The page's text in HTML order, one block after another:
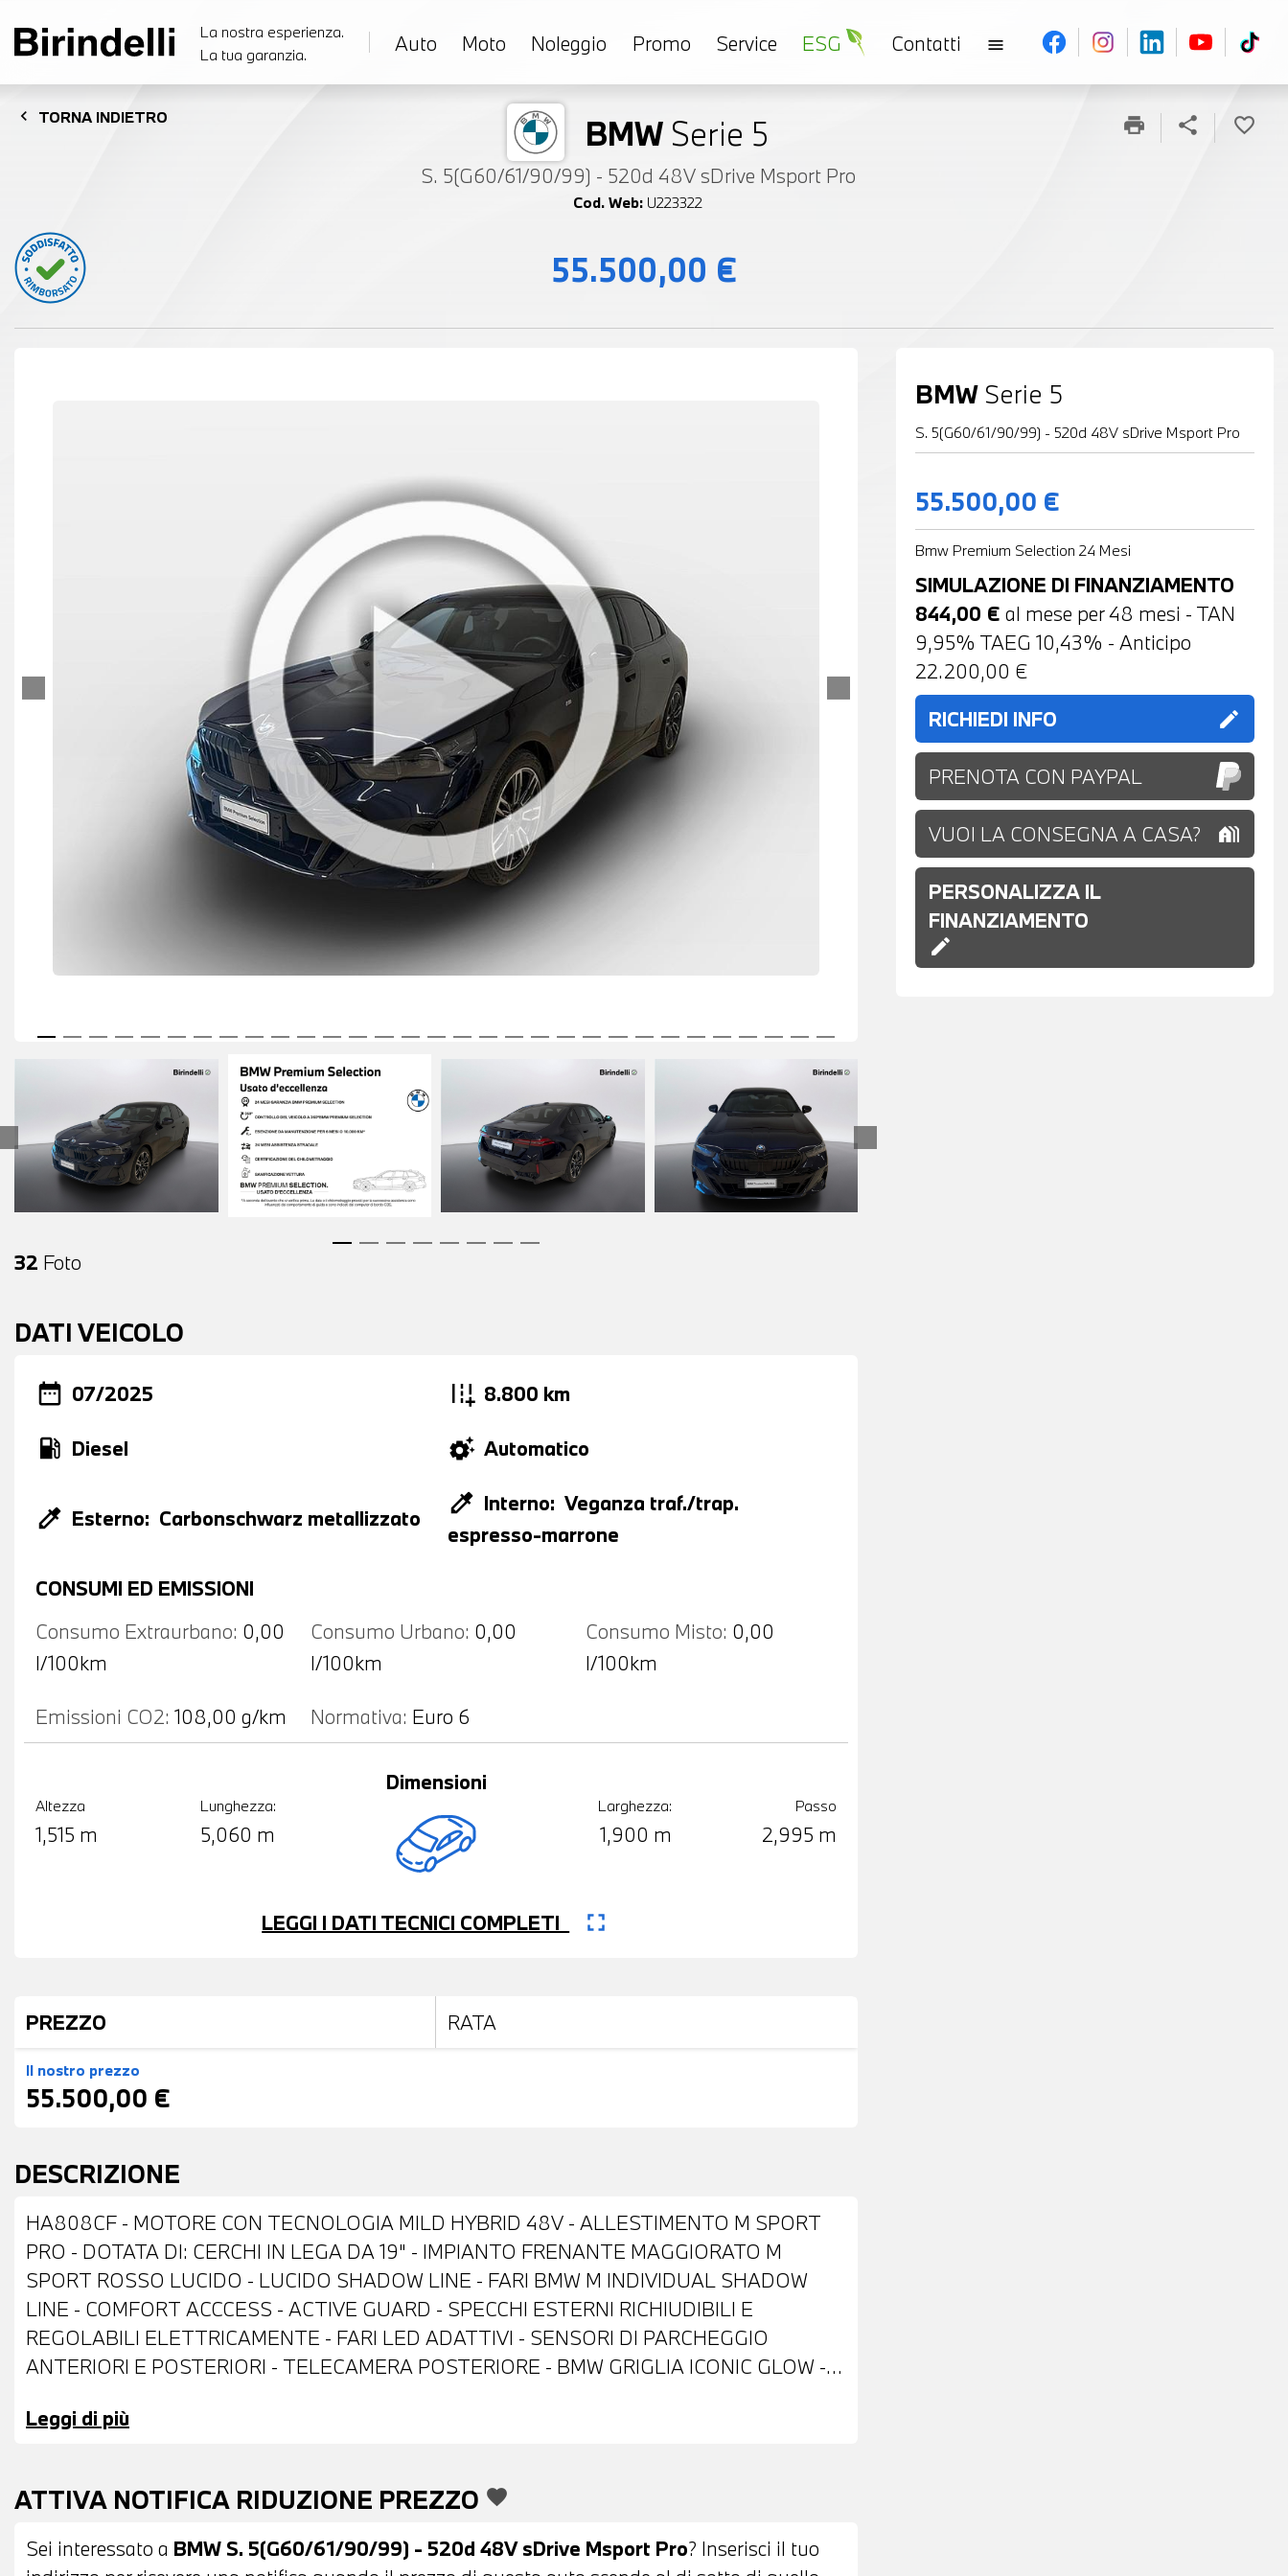
La nostra esperienza.
La tua garanzia.
Auto Moto Noleggio Promo Service ESG Contatti menu
chevron_left TORNA INDIETRO BMW Serie 5
S. 5(G60/61/90/99) - 520d 48V sDrive Msport Pro
Cod. Web: U223322
print share favorite_border
55.500,00 €
32 Foto
DATI VEICOLO
date_range 07/2025 add_road 8.800 km
local_gas_station Diesel settings_suggestAutomatico
colorize Esterno: Carbonschwarz metallizzato
colorize Interno: Veganza traf./trap.
espresso-marrone
CONSUMI ED EMISSIONI
Consumo Extraurbano: 0,00
l/100km
Consumo Urbano: 0,00
l/100km
Consumo Misto: 0,00
l/100km
Emissioni CO2: 108,00 g/km Normativa: Euro 6
Altezza
1,515 m
Lunghezza:
5,060 m
Dimensioni
Larghezza:
1,900 m
Passo
2,995 m
LEGGI I DATI TECNICI COMPLETI fullscreen
PREZZO RATA
Il nostro prezzo
55.500,00 €
DESCRIZIONE
HA808CF - MOTORE CON TECNOLOGIA MILD HYBRID 48V - ALLESTIMENTO M SPORT
PRO - DOTATA DI: CERCHI IN LEGA DA 19" - IMPIANTO FRENANTE MAGGIORATO M
SPORT ROSSO LUCIDO - LUCIDO SHADOW LINE - FARI BMW M INDIVIDUAL SHADOW
LINE - COMFORT ACCCESS - ACTIVE GUARD - SPECCHI ESTERNI RICHIUDIBILI E
REGOLABILI ELETTRICAMENTE - FARI LED ADATTIVI - SENSORI DI PARCHEGGIO
ANTERIORI E POSTERIORI - TELECAMERA POSTERIORE - BMW GRIGLIA ICONIC GLOW -
TELECOMANDO - CAMBIO AUTOMATICO CON LEVE AL VOLANTE - PORTELLONE
CRUISE CONTROL - DRIVING ASSISTANT - ACTIVE GUARD - LIMITATORE DI VELOCITA' -
USB - BLUETOOTH - APPLE CARPLAY - ANDROID AUTO - NAVIGATORE SATELLITARE -
SISTEMA DI RICARICA WIRELESS TELEFONO - COMPUTER DI BORDO - INDICATORE
PRESSIONE PNEUMATICI - CHIAMATA DI EMERGENZA - TELESERVICES - COMPATIBILITA'
Leggi di più
ATTIVA NOTIFICA RIDUZIONE PREZZO favorite
Sei interessato a BMW S. 5(G60/61/90/99) - 520d 48V sDrive Msport Pro? Inserisci il tuo
BMW Serie 5
S. 5(G60/61/90/99) - 520d 48V sDrive Msport Pro
55.500,00 €
Bmw Premium Selection 24 Mesi
SIMULAZIONE DI FINANZIAMENTO
844,00 € al mese per48 mesi - TAN
9,95% TAEG 10,43% - Anticipo
22.200,00 €
RICHIEDI INFO
edit
PRENOTA CON PAYPAL
VUOI LA CONSEGNA A CASA? holiday_village
PERSONALIZZA IL
FINANZIAMENTO
edit